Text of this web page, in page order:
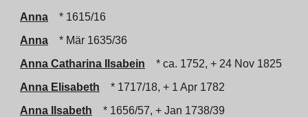
Anna
* 1615/16
Anna
* Mär 1635/36
Anna Catharina Ilsabein
* ca. 1752, + 24 Nov 1825
Anna Elisabeth
* 1717/18, + 1 Apr 1782
Anna Ilsabeth
* 1656/57, + Jan 1738/39